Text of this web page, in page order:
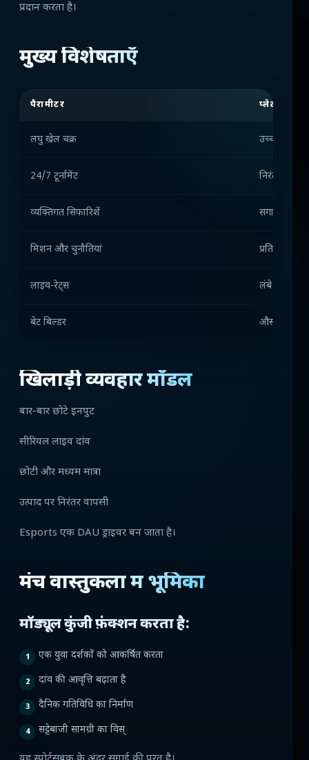
प्रदान करता है।
मुख्य विशेषताएँ
पैरामीटर प्लेटफ़ॉर्म मू
लघु खेल चक्र उच्च
24/7 टूर्नामेंट निरंतर
व्यक्तिगत सिफारिशें सगाई में वृद्धि
मिशन और चुनौतियां प्रतिधारण
लाइव-रेट्स लंबे सत्र
बेट बिल्डर औसत जाँच
खिलाड़ी व्यवहार मॉडल
बार-बार छोटे इनपुट
सीरियल लाइव दांव
छोटी और मध्यम मात्रा
उत्पाद पर निरंतर वापसी
Esports एक DAU ड्राइवर बन जाता है।
मंच वास्तुकला में भूमिका
मॉड्यूल कुंजी फ़ंक्शन करता है:
एक युवा दर्शकों को आकर्षित करता
दांव की आवृत्ति बढ़ाता है
दैनिक गतिविधि का निर्माण
सट्टेबाजी सामग्री का विस्